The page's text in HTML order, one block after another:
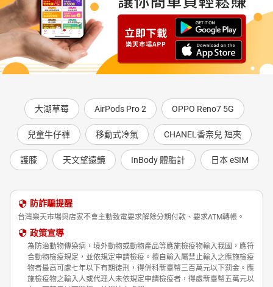
大湖草莓 AirPods Pro 2 OPPO Reno7 5G
兒童牛仔褲 移動式冷氣 CHANEL香奈兒 短夾
護膝 天文望遠鏡 InBody 體脂計 日本 eSIM
防詐騙提醒
台灣樂天市場與店家不會主動致電要求解除分期付款、要求ATM轉帳。
政策宣導
為防治動物傳染病，境外動物或動物產品等應施檢疫物輸入我國，應符
合動物檢疫規定，並依規定申請檢疫。擅自輸入屬禁止輸入之應施檢疫
物者最高可處七年以下有期徒刑，得併科新臺幣三百萬元以下罰金。應
施檢疫物之輸入人或代理人未依規定申請檢疫者，得處新臺幣五萬元以